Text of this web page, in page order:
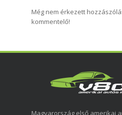
Még nem érkezett
kommentelő!
Magyarország első amerikai